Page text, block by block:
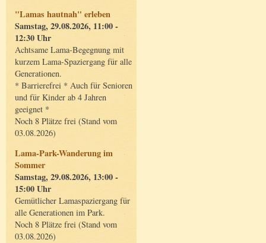
"Lamas hautnah" erleben
Samstag, 29.08.2026, 11:00 -
12:30 Uhr
Achtsame Lama-Begegnung mit
kurzem Lama-Spaziergang für alle
Generationen.
* Barrierefrei * Auch für Senioren
und für Kinder ab 4 Jahren
geeignet *
Noch 8 Plätze frei (Stand vom
03.08.2026)
Lama-Park-Wanderung im
Sommer
Samstag, 29.08.2026, 13:00 -
15:00 Uhr
Gemütlicher Lamaspaziergang für
alle Generationen im Park.
Noch 8 Plätze frei (Stand vom
03.08.2026)